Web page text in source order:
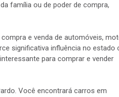
família ou de poder de compra,
e venda de automóveis,
significativa influência no estado
para comprar e vender
Você encontrará carros em